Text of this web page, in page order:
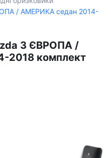
/ АМЕРИКА седан 2014-
3 ЄВРОПА /
2018 комплект